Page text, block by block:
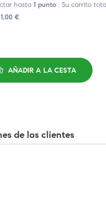
hasta 1 punto . Su carrito
1,00 €.
AÑADIR A LA CESTA
de los clientes